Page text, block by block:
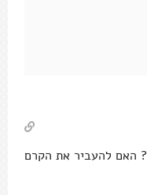
האם להעביר את הקרם